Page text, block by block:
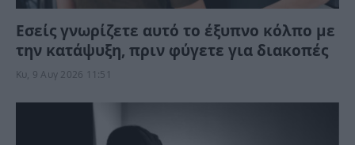
Εσείς γνωρίζετε αυτό το έξυπνο κόλπο με
την κατάψυξη, πριν φύγετε για διακοπές
Κυ, 9 Αυγ 2026 11:51